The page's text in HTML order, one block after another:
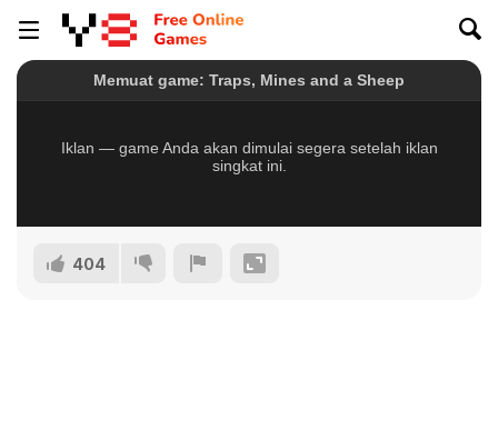
404